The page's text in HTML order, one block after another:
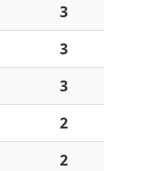
3
3
3
2
2